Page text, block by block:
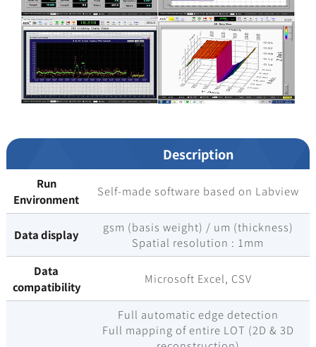
Description
Run
Environment
Self-made software based on Labview
Data display
gsm (basis weight) / um (thickness)
Spatial resolution : 1mm
Data
compatibility
Microsoft Excel, CSV
Full automatic edge detection
Full mapping of entire LOT (2D & 3D